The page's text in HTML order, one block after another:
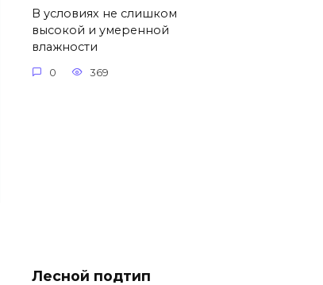
В условиях не слишком
высокой и умеренной
влажности
0 369
Лесной подтип